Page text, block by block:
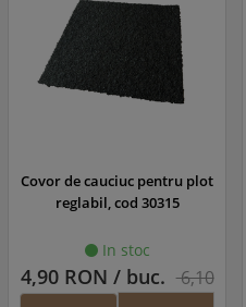
Covor de cauciuc pentru plot
reglabil, cod 30315
In stoc
4,90 RON / buc. 6,10